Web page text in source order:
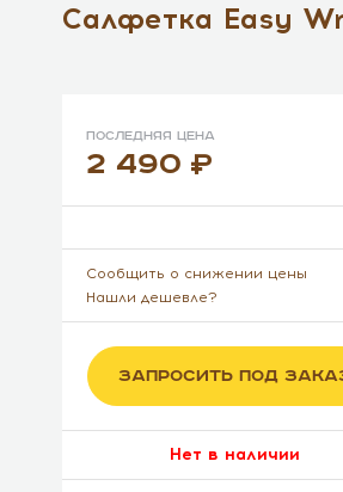
Салфетка Easy
Последняя цена
2 490
Сообщить о снижении цены
Нашли дешевле?
ЗАПРОСИТЬ ПОД
Нет в наличии